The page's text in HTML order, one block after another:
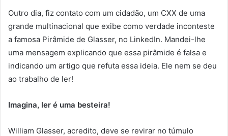
Outro dia, fiz contato com um cidadão, um CXX de uma
grande multinacional que exibe como verdade inconteste
a famosa Pirâmide de Glasser, no LinkedIn. Mandei-lhe
uma mensagem explicando que essa pirâmide é falsa e
indicando um artigo que refuta essa ideia. Ele nem se deu
ao trabalho de ler!
Imagina, ler é uma besteira!
William Glasser, acredito, deve se revirar no túmulo